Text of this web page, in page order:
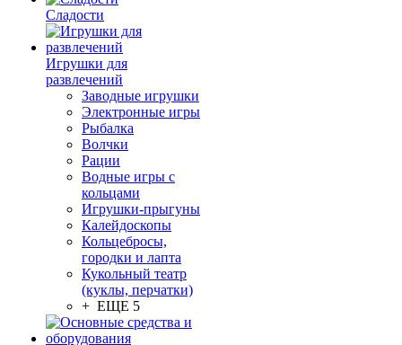
Сладости
Игрушки для
развлечений
Заводные игрушки
Электронные игры
Рыбалка
Волчки
Рации
Водные игры с
кольцами
Игрушки-прыгуны
Калейдоскопы
Кольцебросы,
городки и лапта
Кукольный театр
(куклы, перчатки)
+ ЕЩЕ 5